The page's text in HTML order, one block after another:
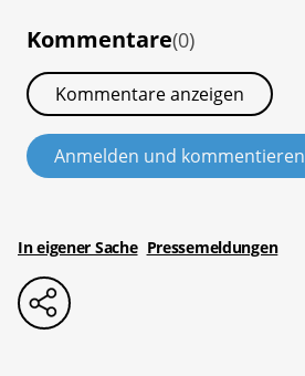
Kommentare(0)
Kommentare anzeigen
Anmelden und kommentieren
In eigener Sache Pressemeldungen